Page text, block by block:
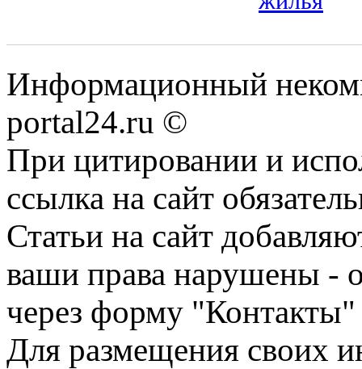
Информационный
portal24.ru ©
При цитировании и
ссылка на сайт
Статьи на сайт
ваши права нарушены -
через форму "Контакты"
Для размещения своих